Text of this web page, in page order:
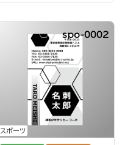
スポーツ
spo-0002